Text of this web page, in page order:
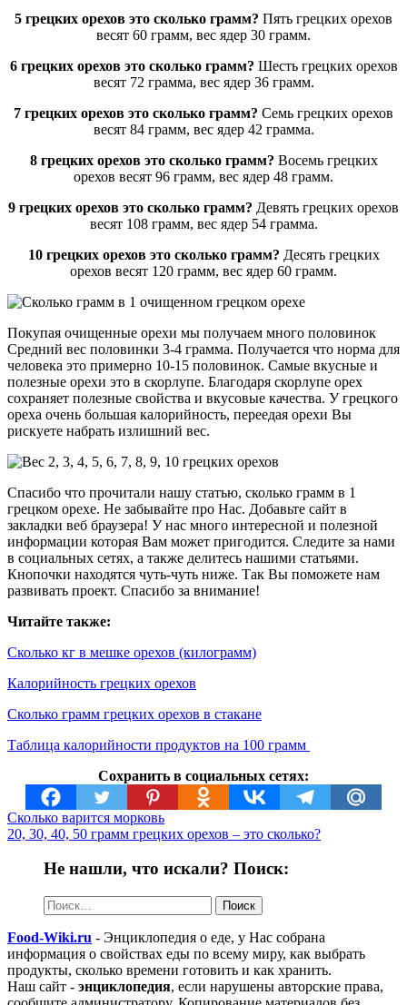
5 грецких орехов это сколько грамм? Пять грецких орехов
весят 60 грамм, вес ядер 30 грамм.
6 грецких орехов это сколько грамм? Шесть грецких орехов
весят 72 грамма, вес ядер 36 грамм.
7 грецких орехов это сколько грамм? Семь грецких орехов
весят 84 грамм, вес ядер 42 грамма.
8 грецких орехов это сколько грамм? Восемь грецких
орехов весят 96 грамм, вес ядер 48 грамм.
9 грецких орехов это сколько грамм? Девять грецких орехов
весят 108 грамм, вес ядер 54 грамма.
10 грецких орехов это сколько грамм? Десять грецких
орехов весят 120 грамм, вес ядер 60 грамм.
Покупая очищенные орехи мы получаем много половинок
Средний вес половинки 3-4 грамма. Получается что норма для
человека это примерно 10-15 половинок. Самые вкусные и
полезные орехи это в скорлупе. Благодаря скорлупе орех
сохраняет полезные свойства и вкусовые качества. У грецкого
ореха очень большая калорийность, переедая орехи Вы
рискуете набрать излишний вес.
Спасибо что прочитали нашу статью, сколько грамм в 1
грецком орехе. Не забывайте про Нас. Добавьте сайт в
закладки веб браузера! У нас много интересной и полезной
информации которая Вам может пригодится. Следите за нами
в социальных сетях, а также делитесь нашими статьями.
Кнопочки находятся чуть-чуть ниже. Так Вы поможете нам
развивать проект. Спасибо за внимание!
Читайте также:
Сколько кг в мешке орехов (килограмм)
Калорийность грецких орехов
Сколько грамм грецких орехов в стакане
Таблица калорийности продуктов на 100 грамм
Сохранить в социальных сетях:
Сколько варится морковь
20, 30, 40, 50 грамм грецких орехов – это сколько?
Не нашли, что искали? Поиск:
Найти:
Food-Wiki.ru - Энциклопедия о еде, у Нас собрана
информация о свойствах еды по всему миру, как выбрать
продукты, сколько времени готовить и как хранить.
Наш сайт - энциклопедия, если нарушены авторские права,